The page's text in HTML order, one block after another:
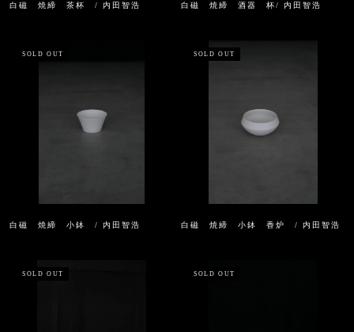
白磁 焼締 茶杯 / 内田智浩 白磁 焼締 酒器 杯/ 内田智浩
SOLD OUT
白磁 焼締 小鉢 / 内田智浩
SOLD OUT
白磁 焼締 小鉢 香炉 / 内田智浩
SOLD OUT SOLD OUT